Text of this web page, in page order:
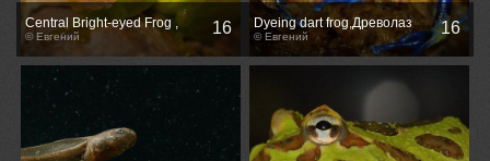
Central Bright-eyed Frog ,
Красно-жёлтый веслоног -
Boophis rappiodes
© Евгений 16
Dyeing dart frog,Древолаз
пятнистый - Dendrobates
tinctorius
© Евгений 16